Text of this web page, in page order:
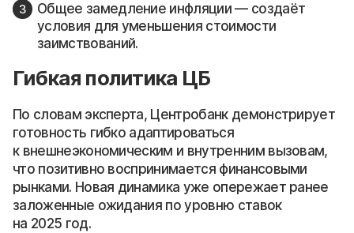
Общее замедление инфляции — создаёт
условия для уменьшения стоимости
заимствований.
Гибкая политика ЦБ
По словам эксперта, Центробанк демонстрирует
готовность гибко адаптироваться
к внешнеэкономическим и внутренним вызовам,
что позитивно воспринимается финансовыми
рынками. Новая динамика уже опережает ранее
заложенные ожидания по уровню ставок
на 2025 год.